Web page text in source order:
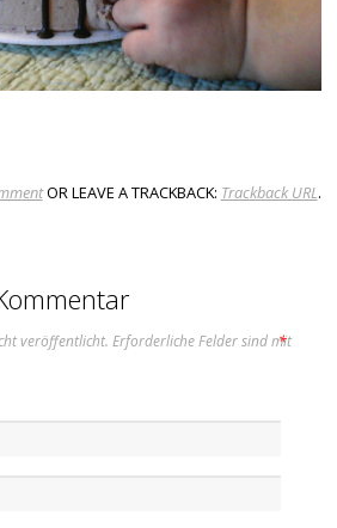
OR LEAVE A TRACKBACK: Trackback URL.
veröffentlicht. Erforderliche Felder sind mit
*